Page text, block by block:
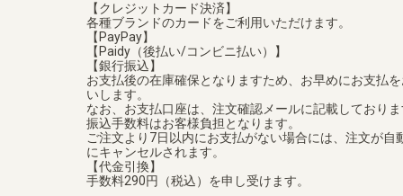
【クレジットカード決済】
各種ブランドのカードをご利用いただけます。
【PayPay】
【Paidy（後払い/コンビニ払い）】
【銀行振込】
お支払後の在庫確保となりますため、お早めにお支払
いします。
なお、お支払口座は、注文確認メールに記載しており
振込手数料はお客様負担となります。
ご注文より7日以内にお支払がない場合には、注文が自
にキャンセルされます。
【代金引換】
手数料290円（税込）を申し受けます。